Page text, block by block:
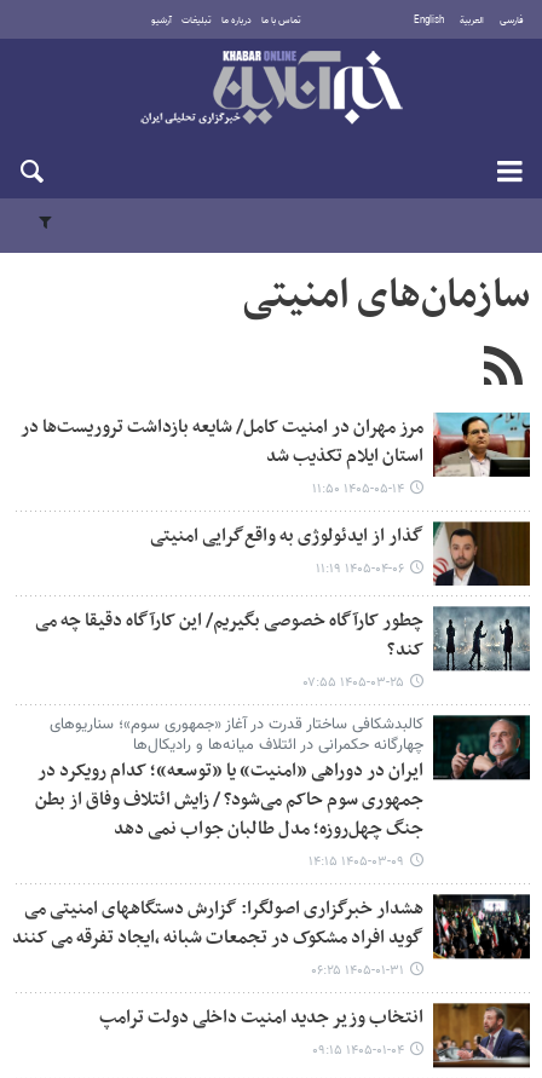
فارسی العربية English تماس با ما درباره ما تبلیغات آرشیو
شنبه ۱۷ مرداد ۱۴۰۵
سازمان‌های امنیتی
مرز مهران در امنیت کامل/ شایعه بازداشت تروریست‌ها در
استان ایلام تکذیب شد
۱۴۰۵-۰۵-۱۴ ۱۱:۵۰
گذار از ایدئولوژی به واقع‌گرایی امنیتی
۱۴۰۵-۰۴-۰۶ ۱۱:۱۹
چطور کارآگاه خصوصی بگیریم/ این کارآگاه دقیقا چه می
کند؟
۱۴۰۵-۰۳-۲۵ ۰۷:۵۵
کالبدشکافی ساختار قدرت در آغاز «جمهوری سوم»؛ سناریوهای
چهارگانه حکمرانی در ائتلاف میانه‌ها و رادیکال‌ها
ایران در دوراهی «امنیت» یا «توسعه»؛ کدام رویکرد در
جمهوری سوم حاکم می‌شود؟ / زایش ائتلاف وفاق از بطن
جنگ چهل‌روزه؛ مدل طالبان جواب نمی دهد
۱۴۰۵-۰۳-۰۹ ۱۴:۱۵
هشدار خبرگزاری اصولگرا: گزارش دستگاههای امنیتی می
گوید افراد مشکوک در تجمعات شبانه ،ایجاد تفرقه می کنند
۱۴۰۵-۰۱-۳۱ ۰۶:۲۵
انتخاب وزیر جدید امنیت داخلی دولت ترامپ
۱۴۰۵-۰۱-۰۴ ۰۹:۱۵